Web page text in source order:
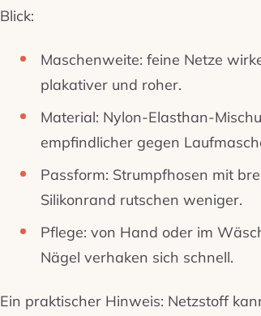
Blick:
Maschenweite: feine Netze
plakativer und roher.
Material: Nylon-Elasthan-
empfindlicher gegen
Passform: Strumpfhosen mit
Silikonrand rutschen weniger.
Pflege: von Hand oder im
Nägel verhaken sich schnell.
Ein praktischer Hinweis: Netzstoff